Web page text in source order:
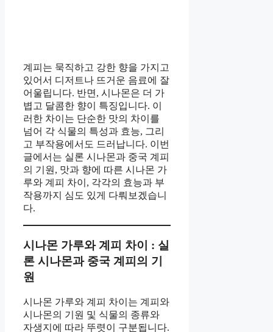
계피는 묵직하고 강한 향을 가지고
있어서 디저트나 뜨거운 음료에 잘
어울립니다. 반면, 시나몬은 더 가
볍고 달콤한 향이 특징입니다. 이
러한 차이는 단순한 맛의 차이를
넘어 각 식물의 특성과 효능, 그리
고 부작용에서도 드러납니다. 이번
글에서는 실론 시나몬과 중국 계피
의 기원, 맛과 향에 따른 시나몬 가
루와 계피 차이, 각각의 효능과 부
작용까지 심도 있게 다뤄보겠습니
다.
시나몬 가루와 계피 차이 : 실
론 시나몬과 중국 계피의 기
원
시나몬 가루와 계피 차이는 계피와
시나몬의 기원 및 식물의 종류와
자생지에 따라 뚜렷이 구분됩니다.